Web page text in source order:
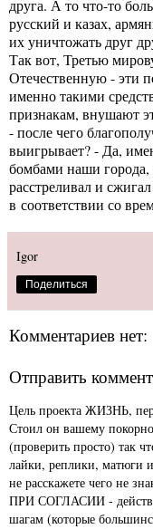
друга. А то что-то
русский и казах,
их уничтожать друг
Так вот, Третью
Отечественную - эти
именно такими
признакам, внушают
- после чего
выигрывает? - Да,
бомбами наши
расстреливал и
в соответствии со
Igor
Поделиться
Комментариев нет:
Отправить
Цель проекта ЖИЗНЬ,
Стоил он вашему
(проверить просто) так
лайки, реплики, матюги
не расскажете чего не
ПРИ СОГЛАСИИ -
шагам (которые